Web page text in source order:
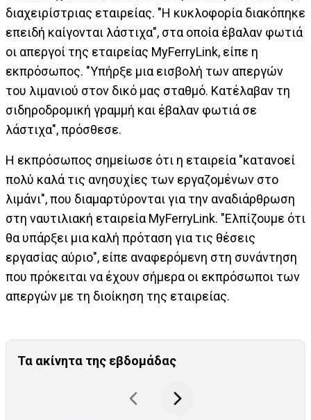
διαχειρίστριας εταιρείας. "Η κυκλοφορία διακόπηκε
επειδή καίγονται λάστιχα", στα οποία έβαλαν φωτιά
οι απεργοί της εταιρείας MyFerryLink, είπε η
εκπρόσωπος. "Υπήρξε μια εισβολή των απεργών
του λιμανιού στον δικό μας σταθμό. Κατέλαβαν τη
σιδηροδρομική γραμμή και έβαλαν φωτιά σε
λάστιχα", πρόσθεσε.
Η εκπρόσωπος σημείωσε ότι η εταιρεία "κατανοεί
πολύ καλά τις ανησυχίες των εργαζομένων στο
λιμάνι", που διαμαρτύρονται για την αναδιάρθρωση
στη ναυτιλιακή εταιρεία MyFerryLink. "Ελπίζουμε ότι
θα υπάρξει μια καλή πρόταση για τις θέσεις
εργασίας αύριο", είπε αναφερόμενη στη συνάντηση
που πρόκειται να έχουν σήμερα οι εκπρόσωποι των
απεργών με τη διοίκηση της εταιρείας.
Τα ακίνητα της εβδομάδας